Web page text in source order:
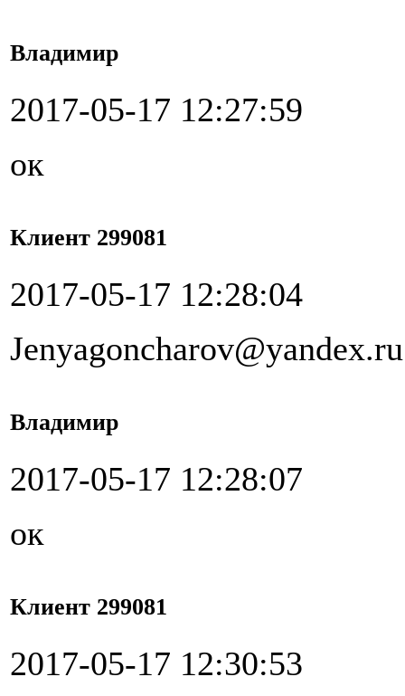
Владимир
2017-05-17 12:27:59
ок
Клиент 299081
2017-05-17 12:28:04
Jenyagoncharov@yandex.ru
Владимир
2017-05-17 12:28:07
ок
Клиент 299081
2017-05-17 12:30:53